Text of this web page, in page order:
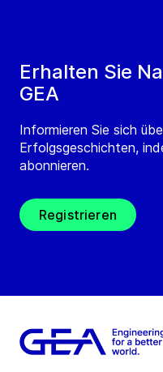
Erhalten Sie
GEA
Informieren Sie sich
Erfolgsgeschichten,
abonnieren.
Registrieren